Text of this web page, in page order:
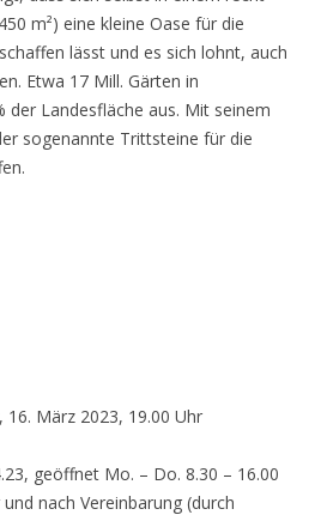
m²) eine kleine Oase für die
lässt und es sich lohnt, auch
Etwa 17 Mill. Gärten in
der Landesfläche aus. Mit seinem
sogenannte Trittsteine für die
16. März 2023, 19.00 Uhr
geöffnet Mo. – Do. 8.30 – 16.00
nach Vereinbarung (durch